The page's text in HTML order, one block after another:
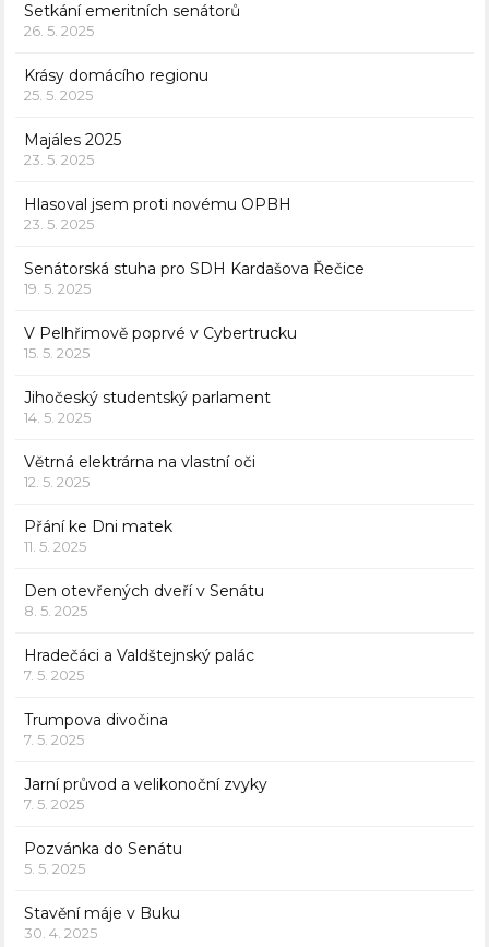
Setkání emeritních senátorů
26. 5. 2025
Krásy domácího regionu
25. 5. 2025
Majáles 2025
23. 5. 2025
Hlasoval jsem proti novému OPBH
23. 5. 2025
Senátorská stuha pro SDH Kardašova Řečice
19. 5. 2025
V Pelhřimově poprvé v Cybertrucku
15. 5. 2025
Jihočeský studentský parlament
14. 5. 2025
Větrná elektrárna na vlastní oči
12. 5. 2025
Přání ke Dni matek
11. 5. 2025
Den otevřených dveří v Senátu
8. 5. 2025
Hradečáci a Valdštejnský palác
7. 5. 2025
Trumpova divočina
7. 5. 2025
Jarní průvod a velikonoční zvyky
7. 5. 2025
Pozvánka do Senátu
5. 5. 2025
Stavění máje v Buku
30. 4. 2025